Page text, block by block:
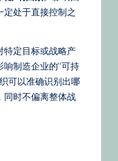
处于直接控制之
特定目标或战略产
制造企业的“可持
可以准确识别出哪
同时不偏离整体战